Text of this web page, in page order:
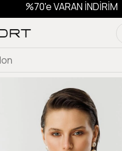
%70'e VARAN İNDİRİM